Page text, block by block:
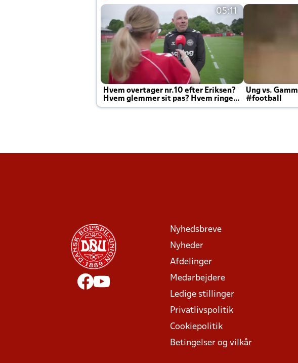
05:11
Hvem overtager nr.10 efter Eriksen?
Hvem glemmer sit pas? Hvem ringer
Joachim altid til efter kampe?
Ung vs.
#football
Nyhedsbreve
Nyheder
Afdelinger
Medarbejdere
Ledige stillinger
Privatlivspolitik
Cookiepolitik
Betingelser og vilkår